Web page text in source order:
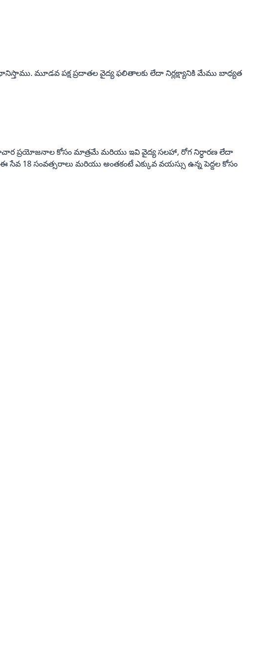
మూడవ పక్ష ప్రదాతల వైద్య ఫలితాలకు లేదా నిర్లక్ష్యానికి మేము బాధ్యత
సమాచార ప్రయోజనాల కోసం మాత్రమే మరియు ఇవి వైద్య సలహా, రోగ నిర్ధారణ లేదా
సేవ 18 సంవత్సరాలు మరియు అంతకంటే ఎక్కువ వయస్సు ఉన్న పెద్దల కోసం